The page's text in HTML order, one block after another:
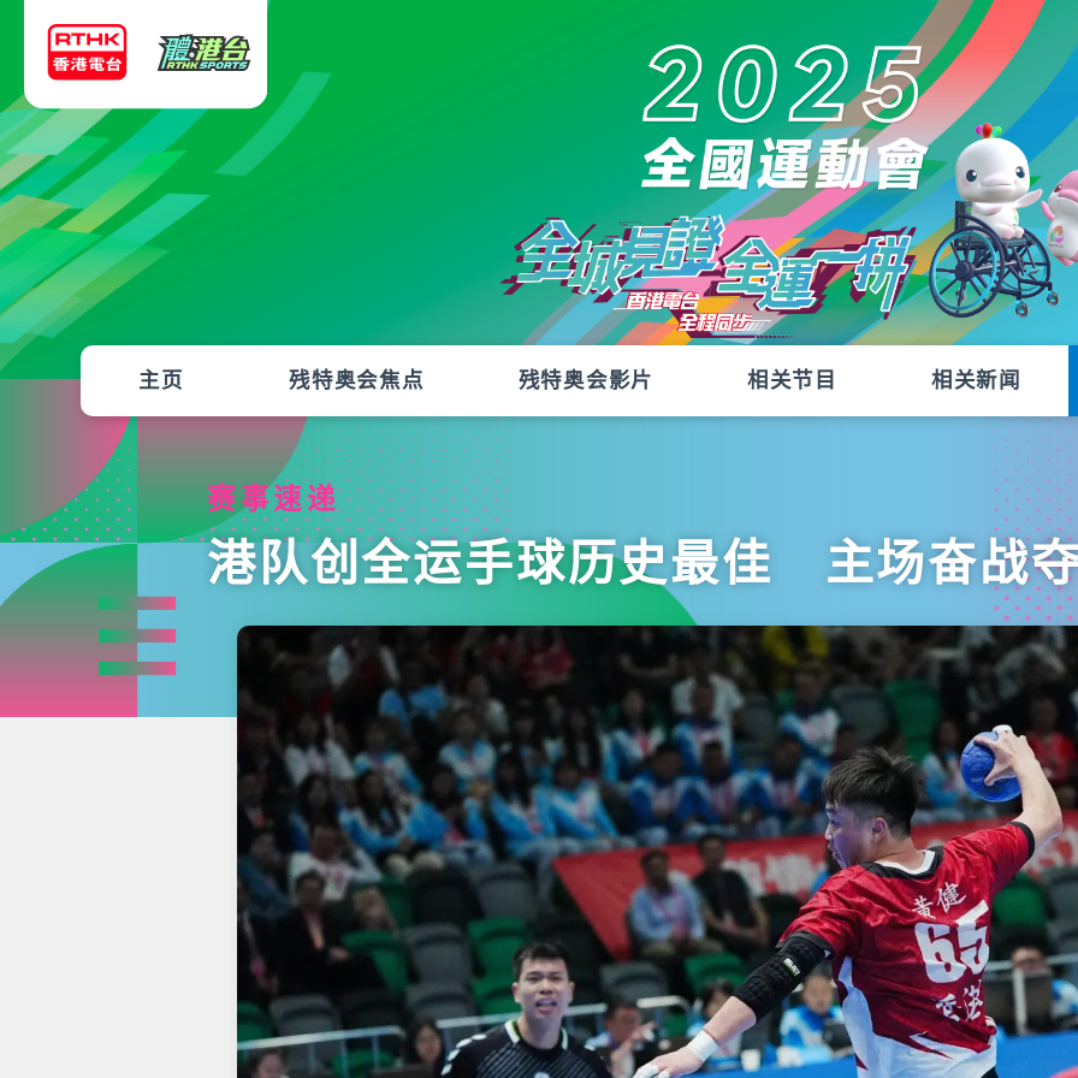
主页 残特奥会焦点 残特奥会影片 相关节目 相关新闻
赛事速递
港队创全运手球历史最佳 主场奋战